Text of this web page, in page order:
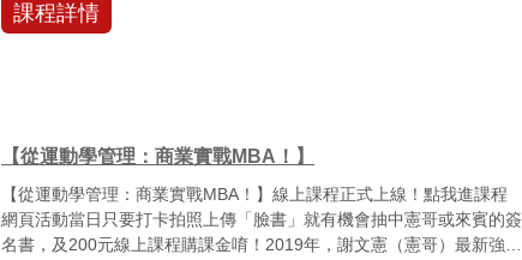
課程詳情
【從運動學管理：商業實戰MBA！】
【從運動學管理：商業實戰MBA！】線上課程正式上線！點我進課程
網頁活動當日只要打卡拍照上傳「臉書」就有機會抽中憲哥或來賓的簽
名書，及200元線上課程購課金唷！2019年，謝文憲（憲哥）最新強檔